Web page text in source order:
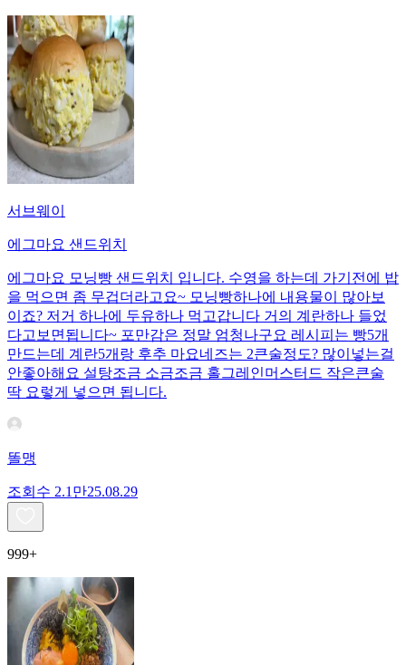
서브웨이
에그마요 샌드위치
에그마요 모닝빵 샌드위치 입니다. 수영을 하는데 가기전에 밥
을 먹으면 좀 무겁더라고요~ 모닝빵하나에 내용물이 많아보
이죠? 저거 하나에 두유하나 먹고갑니다 거의 계란하나 들었
다고보면됩니다~ 포만감은 정말 엄청나구요 레시피는 빵5개
만드는데 계란5개랑 후추 마요네즈는 2큰술정도? 많이넣는걸
안좋아해요 설탕조금 소금조금 홀그레인머스터드 작은큰술
딱 요렇게 넣으면 됩니다.
똘맹
조회수 2.1만25.08.29
999+